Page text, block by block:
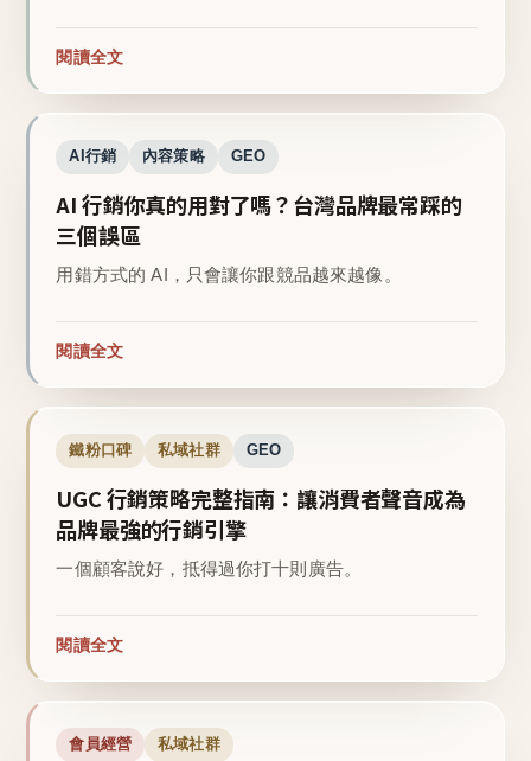
閱讀全文
AI行銷 內容策略 GEO
AI 行銷你真的用對了嗎？台灣品牌最常踩的
三個誤區
用錯方式的 AI，只會讓你跟競品越來越像。
閱讀全文
鐵粉口碑 私域社群 GEO
UGC 行銷策略完整指南：讓消費者聲音成為
品牌最強的行銷引擎
一個顧客說好，抵得過你打十則廣告。
閱讀全文
會員經營 私域社群